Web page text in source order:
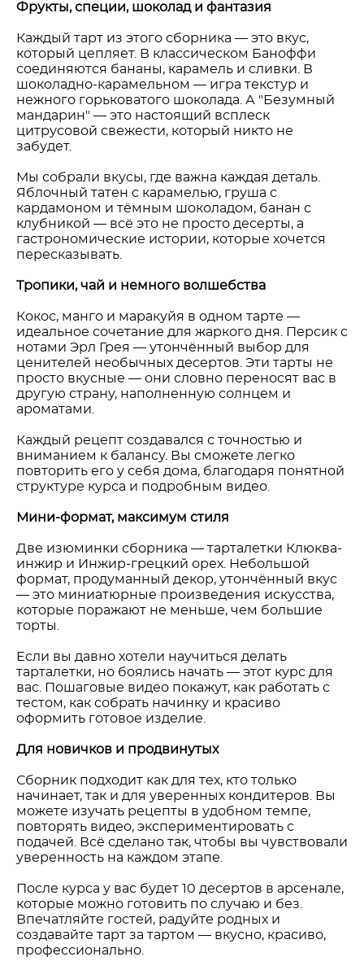
Фрукты, специи, шоколад и фантазия
Каждый тарт из этого сборника — это вкус,
который цепляет. В классическом Баноффи
соединяются бананы, карамель и сливки. В
шоколадно-карамельном — игра текстур и
нежного горьковатого шоколада. А "Безумный
мандарин" — это настоящий всплеск
цитрусовой свежести, который никто не
забудет.
Мы собрали вкусы, где важна каждая деталь.
Яблочный татен с карамелью, груша с
кардамоном и тёмным шоколадом, банан с
клубникой — всё это не просто десерты, а
гастрономические истории, которые хочется
пересказывать.
Тропики, чай и немного волшебства
Кокос, манго и маракуйя в одном тарте —
идеальное сочетание для жаркого дня. Персик с
нотами Эрл Грея — утончённый выбор для
ценителей необычных десертов. Эти тарты не
просто вкусные — они словно переносят вас в
другую страну, наполненную солнцем и
ароматами.
Каждый рецепт создавался с точностью и
вниманием к балансу. Вы сможете легко
повторить его у себя дома, благодаря понятной
структуре курса и подробным видео.
Мини-формат, максимум стиля
Две изюминки сборника — тарталетки Клюква-
инжир и Инжир-грецкий орех. Небольшой
формат, продуманный декор, утончённый вкус
— это миниатюрные произведения искусства,
которые поражают не меньше, чем большие
торты.
Если вы давно хотели научиться делать
тарталетки, но боялись начать — этот курс для
вас. Пошаговые видео покажут, как работать с
тестом, как собрать начинку и красиво
оформить готовое изделие.
Для новичков и продвинутых
Сборник подходит как для тех, кто только
начинает, так и для уверенных кондитеров. Вы
можете изучать рецепты в удобном темпе,
повторять видео, экспериментировать с
подачей. Всё сделано так, чтобы вы чувствовали
уверенность на каждом этапе.
После курса у вас будет 10 десертов в арсенале,
которые можно готовить по случаю и без.
Впечатляйте гостей, радуйте родных и
создавайте тарт за тартом — вкусно, красиво,
профессионально.